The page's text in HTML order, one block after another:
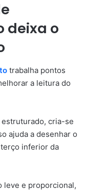
deixa o
trabalha pontos
a leitura do
estruturado, cria-se
ajuda a desenhar o
inferior da
leve e proporcional,